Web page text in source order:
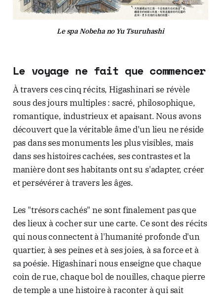
Le spa Nobeha no Yu Tsuruhashi
Le voyage ne fait que commencer
À travers ces cinq récits, Higashinari se révèle
sous des jours multiples : sacré, philosophique,
romantique, industrieux et apaisant. Nous avons
découvert que la véritable âme d'un lieu ne réside
pas dans ses monuments les plus visibles, mais
dans ses histoires cachées, ses contrastes et la
manière dont ses habitants ont su s'adapter, créer
et persévérer à travers les âges.
Les "trésors cachés" ne sont finalement pas que
des lieux à cocher sur une carte. Ce sont des récits
qui nous connectent à l'humanité profonde d'un
quartier, à ses peines et à ses joies, à sa force et à
sa poésie. Higashinari nous enseigne que chaque
coin de rue, chaque bol de nouilles, chaque pierre
de temple a une histoire à raconter à qui sait